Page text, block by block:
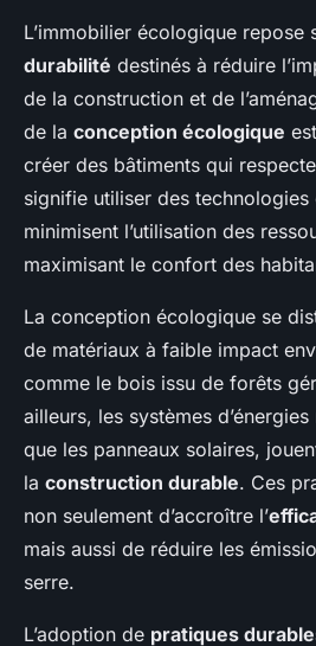
L’immobilier écologique repose
durabilité destinés à réduire
de la construction et de
de la conception écologique
créer des bâtiments qui
signifie utiliser des
minimisent l’utilisation des
maximisant le confort des
La conception écologique se
de matériaux à faible impact
comme le bois issu de forêts
ailleurs, les systèmes
que les panneaux solaires,
la construction durable. Ces
non seulement d’accroître l’
mais aussi de réduire les
serre.
L’adoption de pratiques